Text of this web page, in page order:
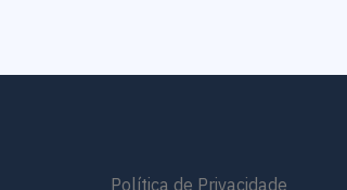
Política de Privacidade